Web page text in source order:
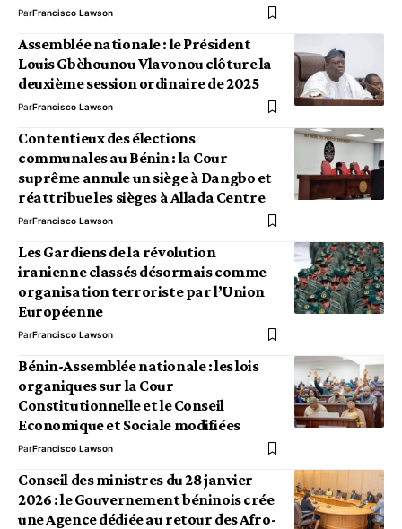
ParFrancisco Lawson
Assemblée nationale : le Président
Louis Gbèhounou Vlavonou clôture la
deuxième session ordinaire de 2025
ParFrancisco Lawson
Contentieux des élections
communales au Bénin : la Cour
suprême annule un siège à Dangbo et
réattribue les sièges à Allada Centre
ParFrancisco Lawson
Les Gardiens de la révolution
iranienne classés désormais comme
organisation terroriste par l’Union
Européenne
ParFrancisco Lawson
Bénin-Assemblée nationale : les lois
organiques sur la Cour
Constitutionnelle et le Conseil
Economique et Sociale modifiées
ParFrancisco Lawson
Conseil des ministres du 28 janvier
2026 : le Gouvernement béninois crée
une Agence dédiée au retour des Afro-